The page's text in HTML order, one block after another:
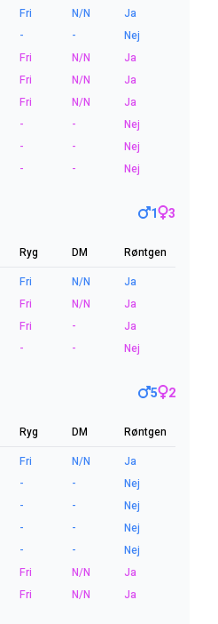
Fri N/N
Ja
- -
Nej
Fri N/N
Ja
Fri N/N
Ja
Fri N/N
Ja
- -
Nej
- -
Nej
- - Nej
1 3
Ryg DM
Røntgen
Fri N/N
Ja
Fri N/N
Ja
Fri -
Ja
- - Nej
5 2
Ryg DM
Røntgen
Fri N/N
Ja
- -
Nej
- -
Nej
- -
Nej
- -
Nej
Fri N/N
Ja
Fri N/N Ja